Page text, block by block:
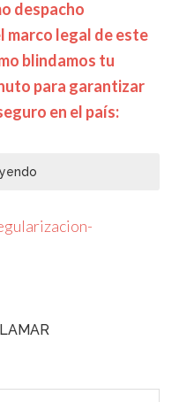
despacho
marco legal de este
blindamos tu
para garantizar
en el país: